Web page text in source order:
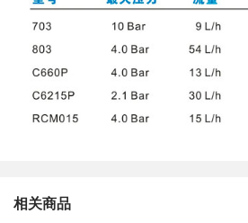
相关商品